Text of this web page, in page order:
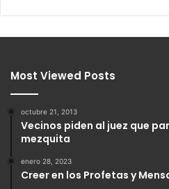
Most Viewed Posts
octubre 21, 2013
Vecinos piden al juez que
mezquita
enero 28, 2023
Creer en los Profetas y